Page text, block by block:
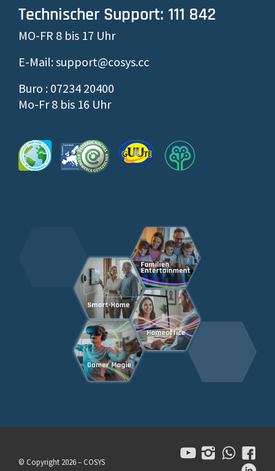
Technischer Support: 111 842
MO-FR 8 bis 17 Uhr
E-Mail: support@cosys.cc
Buro : 07234 20400
Mo-Fr 8 bis 16 Uhr
© Copyright 2026 – COSYS